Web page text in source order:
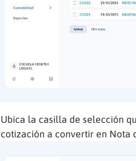
Ubica la casilla de selección
cotización a convertir en Nota